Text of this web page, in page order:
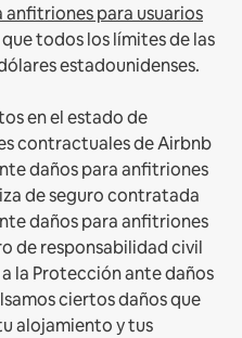
para usuarios
todos los límites de las
estadounidenses.
en el estado de
contractuales de Airbnb
daños para anfitriones
de seguro contratada
daños para anfitriones
de responsabilidad civil
la Protección ante daños
ciertos daños que
alojamiento y tus